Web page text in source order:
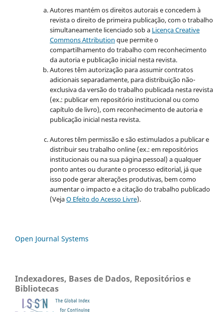
Autores mantém os direitos autorais e concedem à
revista o direito de primeira publicação, com o trabalho
simultaneamente licenciado sob a Licença Creative
Commons Attribution que permite o
compartilhamento do trabalho com reconhecimento
da autoria e publicação inicial nesta revista.
Autores têm autorização para assumir contratos
adicionais separadamente, para distribuição não-
exclusiva da versão do trabalho publicada nesta revista
(ex.: publicar em repositório institucional ou como
capítulo de livro), com reconhecimento de autoria e
publicação inicial nesta revista.
Autores têm permissão e são estimulados a publicar e
distribuir seu trabalho online (ex.: em repositórios
institucionais ou na sua página pessoal) a qualquer
ponto antes ou durante o processo editorial, já que
isso pode gerar alterações produtivas, bem como
aumentar o impacto e a citação do trabalho publicado
(VejaO Efeito do Acesso Livre).
Open Journal Systems
Indexadores, Bases de Dados, Repositórios e
Bibliotecas